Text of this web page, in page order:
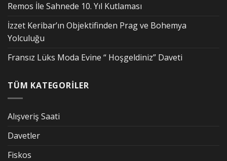
Remos İle Sahnede 10. Yıl Kutlaması
İzzet Keribar’ın Objektifinden Prag ve Bohemya
Yolculuğu
Fransız Lüks Moda Evine “ Hoşgeldiniz” Daveti
TÜM KATEGORİLER
Alışveriş Saati
Davetler
Fiskos